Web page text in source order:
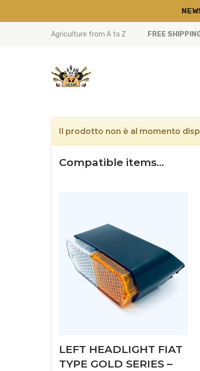
Agriculture from A to Z FREE
Il prodotto non è al momento
Compatible items…
LEFT HEADLIGHT FIAT
TYPE GOLD SERIES –